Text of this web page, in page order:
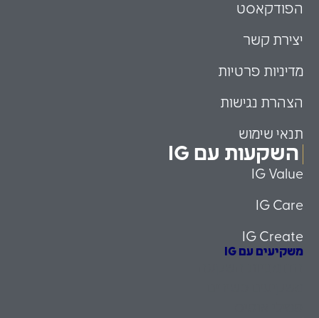
הפודקאסט
יצירת קשר
מדיניות פרטיות
הצהרת נגישות
תנאי שימוש
השקעות עם IG
IG Value
IG Care
IG Create
משקיעים עם IG